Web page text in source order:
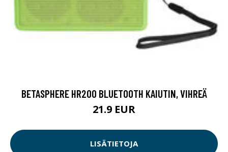
BETASPHERE HR200 BLUETOOTH KAIUTIN, VIHREÄ
21.9 EUR
LISÄTIETOJA